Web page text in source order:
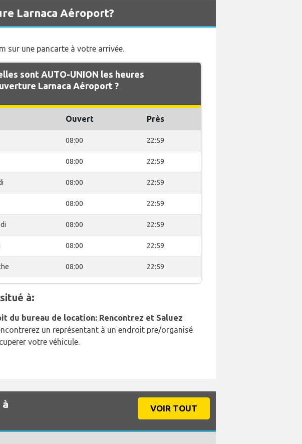
Larnaca Aéroport?
sur une pancarte à votre arrivée.
sont AUTO-UNION les heures
Larnaca Aéroport ?
Ouvert Près
08:00 22:59
08:00 22:59
08:00 22:59
08:00 22:59
08:00 22:59
08:00 22:59
08:00 22:59
à:
du bureau de location: Rencontrez et Saluez
un représentant à un endroit pre/organisé
votre véhicule.
VOIR TOUT